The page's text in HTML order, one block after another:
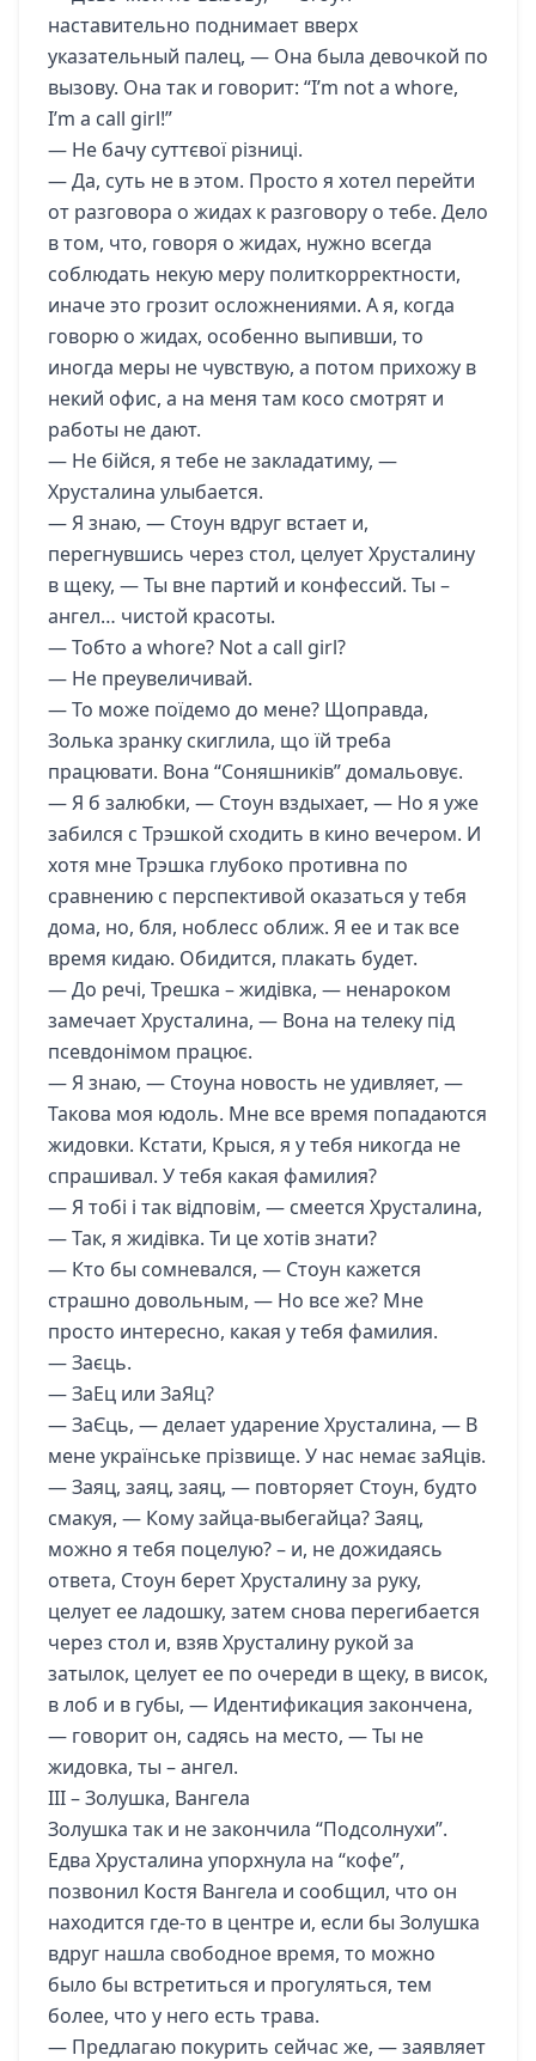
наставительно поднимает вверх
указательный палец, — Она была девочкой по
вызову. Она так и говорит: “I’m not a whore,
I’m a call girl!”
— Не бачу суттєвої різниці.
— Да, суть не в этом. Просто я хотел перейти
от разговора о жидах к разговору о тебе. Дело
в том, что, говоря о жидах, нужно всегда
соблюдать некую меру политкорректности,
иначе это грозит осложнениями. А я, когда
говорю о жидах, особенно выпивши, то
иногда меры не чувствую, а потом прихожу в
некий офис, а на меня там косо смотрят и
работы не дают.
— Не бійся, я тебе не закладатиму, —
Хрусталина улыбается.
— Я знаю, — Стоун вдруг встает и,
перегнувшись через стол, целует Хрусталину
в щеку, — Ты вне партий и конфессий. Ты –
ангел… чистой красоты.
— Тобто a whore? Not a call girl?
— Не преувеличивай.
— То може поїдемо до мене? Щоправда,
Золька зранку скиглила, що їй треба
працювати. Вона “Соняшників” домальовує.
— Я б залюбки, — Стоун вздыхает, — Но я уже
забился с Трэшкой сходить в кино вечером. И
хотя мне Трэшка глубоко противна по
сравнению с перспективой оказаться у тебя
дома, но, бля, ноблесс оближ. Я ее и так все
время кидаю. Обидится, плакать будет.
— До речі, Трешка – жидівка, — ненароком
замечает Хрусталина, — Вона на телеку під
псевдонімом працює.
— Я знаю, — Стоуна новость не удивляет, —
Такова моя юдоль. Мне все время попадаются
жидовки. Кстати, Крыся, я у тебя никогда не
спрашивал. У тебя какая фамилия?
— Я тобі і так відповім, — смеется Хрусталина,
— Так, я жидівка. Ти це хотів знати?
— Кто бы сомневался, — Стоун кажется
страшно довольным, — Но все же? Мне
просто интересно, какая у тебя фамилия.
— Заєць.
— ЗаЕц или ЗаЯц?
— ЗаЄць, — делает ударение Хрусталина, — В
мене українське прізвище. У нас немає заЯців.
— Заяц, заяц, заяц, — повторяет Стоун, будто
смакуя, — Кому зайца-выбегайца? Заяц,
можно я тебя поцелую? – и, не дожидаясь
ответа, Стоун берет Хрусталину за руку,
целует ее ладошку, затем снова перегибается
через стол и, взяв Хрусталину рукой за
затылок, целует ее по очереди в щеку, в висок,
в лоб и в губы, — Идентификация закончена,
— говорит он, садясь на место, — Ты не
жидовка, ты – ангел.
ІІІ – Золушка, Вангела
Золушка так и не закончила “Подсолнухи”.
Едва Хрусталина упорхнула на “кофе”,
позвонил Костя Вангела и сообщил, что он
находится где-то в центре и, если бы Золушка
вдруг нашла свободное время, то можно
было бы встретиться и прогуляться, тем
более, что у него есть трава.
— Предлагаю покурить сейчас же, — заявляет